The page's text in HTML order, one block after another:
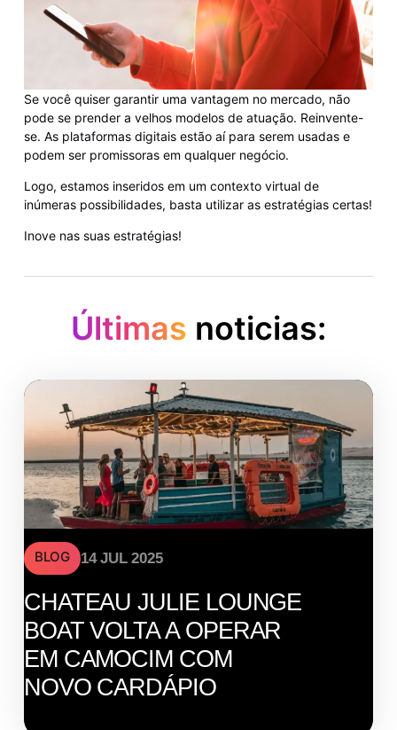
Se você quiser garantir uma vantagem no mercado, não
pode se prender a velhos modelos de atuação. Reinvente-
se. As plataformas digitais estão aí para serem usadas e
podem ser promissoras em qualquer negócio.
Logo, estamos inseridos em um contexto virtual de
inúmeras possibilidades, basta utilizar as estratégias certas!
Inove nas suas estratégias!
Últimas noticias:
BLOG 14 JUL 2025
CHATEAU JULIE LOUNGE
BOAT VOLTA A OPERAR
EM CAMOCIM COM
NOVO CARDÁPIO